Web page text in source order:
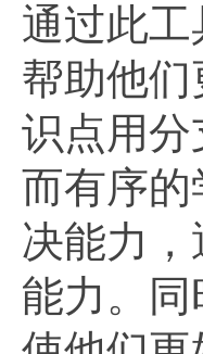
通过此
帮助他
识点用
而有序
决能力
能力。